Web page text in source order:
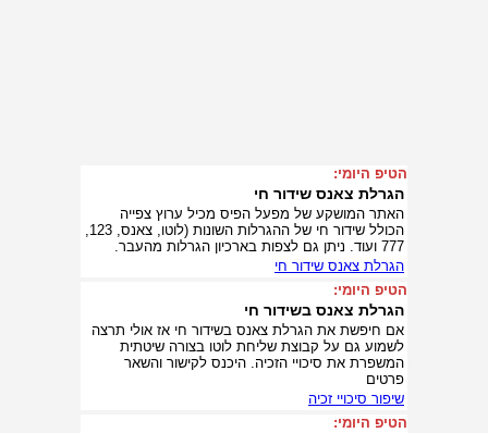
הטיפ היומי:
הגרלת צאנס שידור חי
האתר המושקע של מפעל הפיס מכיל ערוץ צפייה
הכולל שידור חי של ההגרלות השונות (לוטו, צאנס, 123,
777 ועוד. ניתן גם לצפות בארכיון הגרלות מהעבר.
הגרלת צאנס שידור חי
הטיפ היומי:
הגרלת צאנס בשידור חי
אם חיפשת את הגרלת צאנס בשידור חי אז אולי תרצה
לשמוע גם על קבוצת שליחת לוטו בצורה שיטתית
המשפרת את סיכויי הזכיה. היכנס לקישור והשאר
פרטים
שיפור סיכויי זכיה
הטיפ היומי: